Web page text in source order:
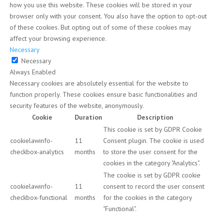
how you use this website. These cookies will be stored in your
browser only with your consent. You also have the option to opt-out
of these cookies. But opting out of some of these cookies may
affect your browsing experience.
Necessary
Necessary
Always Enabled
Necessary cookies are absolutely essential for the website to
function properly. These cookies ensure basic functionalities and
security features of the website, anonymously.
Cookie
Duration Description
cookielawinfo-
checkbox-analytics
11
months
This cookie is set by GDPR Cookie
Consent plugin. The cookie is used
to store the user consent for the
cookies in the category "Analytics".
cookielawinfo-
checkbox-functional
11
months
The cookie is set by GDPR cookie
consent to record the user consent
for the cookies in the category
"Functional".